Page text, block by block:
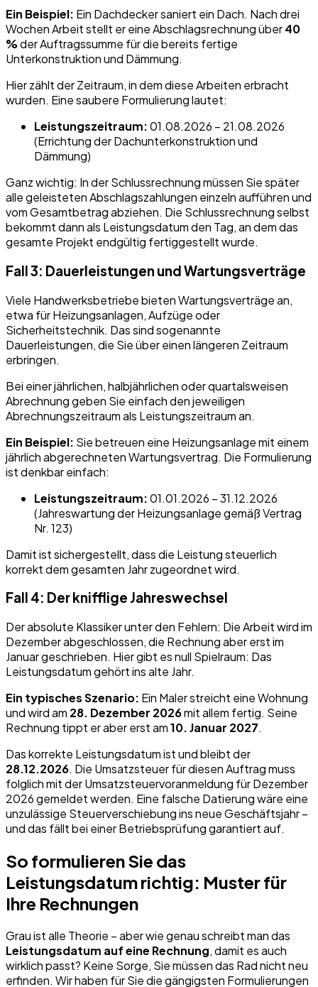
Ein Beispiel: Ein Dachdecker saniert ein Dach. Nach drei
Wochen Arbeit stellt er eine Abschlagsrechnung über40
%der Auftragssumme für die bereits fertige
Unterkonstruktion und Dämmung.
Hier zählt der Zeitraum, in dem diese Arbeiten erbracht
wurden. Eine saubere Formulierung lautet:
Leistungszeitraum:01.08.2026 – 21.08.2026
(Errichtung der Dachunterkonstruktion und
Dämmung)
Ganz wichtig: In der Schlussrechnung müssen Sie später
alle geleisteten Abschlagszahlungen einzeln aufführen und
vom Gesamtbetrag abziehen. Die Schlussrechnung selbst
bekommt dann als Leistungsdatum den Tag, an dem das
gesamte Projekt endgültig fertiggestellt wurde.
Fall 3: Dauerleistungen und Wartungsverträge
Viele Handwerksbetriebe bieten Wartungsverträge an,
etwa für Heizungsanlagen, Aufzüge oder
Sicherheitstechnik. Das sind sogenannte
Dauerleistungen, die Sie über einen längeren Zeitraum
erbringen.
Bei einer jährlichen, halbjährlichen oder quartalsweisen
Abrechnung geben Sie einfach den jeweiligen
Abrechnungszeitraum als Leistungszeitraum an.
Ein Beispiel: Sie betreuen eine Heizungsanlage mit einem
jährlich abgerechneten Wartungsvertrag. Die Formulierung
ist denkbar einfach:
Leistungszeitraum:01.01.2026 – 31.12.2026
(Jahreswartung der Heizungsanlage gemäß Vertrag
Nr. 123)
Damit ist sichergestellt, dass die Leistung steuerlich
korrekt dem gesamten Jahr zugeordnet wird.
Fall 4: Der knifflige Jahreswechsel
Der absolute Klassiker unter den Fehlern: Die Arbeit wird im
Dezember abgeschlossen, die Rechnung aber erst im
Januar geschrieben. Hier gibt es null Spielraum: Das
Leistungsdatum gehört ins alte Jahr.
Ein typisches Szenario: Ein Maler streicht eine Wohnung
und wird am 28. Dezember 2026mit allem fertig. Seine
Rechnung tippt er aber erst am10. Januar 2027.
Das korrekte Leistungsdatum ist und bleibt der
28.12.2026. Die Umsatzsteuer für diesen Auftrag muss
folglich mit der Umsatzsteuervoranmeldung für Dezember
2026 gemeldet werden. Eine falsche Datierung wäre eine
unzulässige Steuerverschiebung ins neue Geschäftsjahr –
und das fällt bei einer Betriebsprüfung garantiert auf.
So formulieren Sie das
Leistungsdatum richtig: Muster für
Ihre Rechnungen
Grau ist alle Theorie – aber wie genau schreibt man das
Leistungsdatum auf eine Rechnung, damit es auch
wirklich passt? Keine Sorge, Sie müssen das Rad nicht neu
erfinden. Wir haben für Sie die gängigsten Formulierungen